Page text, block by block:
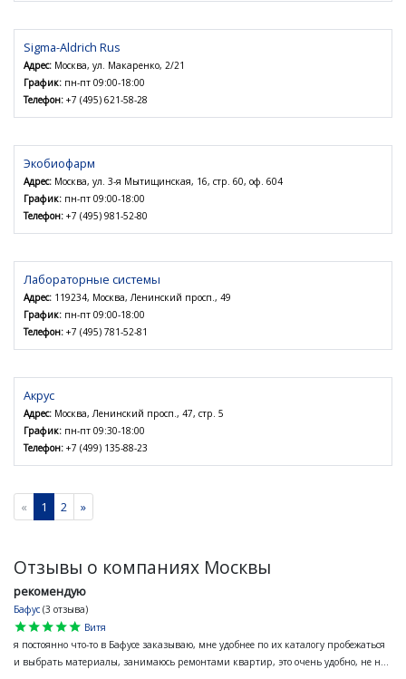
Sigma-Aldrich Rus
Адрес: Москва, ул. Макаренко, 2/21
График: пн-пт 09:00-18:00
Телефон: +7 (495) 621-58-28
Экобиофарм
Адрес: Москва, ул. 3-я Мытищинская, 16, стр. 60, оф. 604
График: пн-пт 09:00-18:00
Телефон: +7 (495) 981-52-80
Лабораторные системы
Адрес: 119234, Москва, Ленинский просп., 49
График: пн-пт 09:00-18:00
Телефон: +7 (495) 781-52-81
Акрус
Адрес: Москва, Ленинский просп., 47, стр. 5
График: пн-пт 09:30-18:00
Телефон: +7 (499) 135-88-23
« 1 2 »
Отзывы о компаниях Москвы
рекомендую
Бафус (3 отзыва)
star
star
star
star
star
Витя
я постоянно что-то в Бафусе заказываю, мне удобнее по их каталогу пробежаться
и выбрать материалы, занимаюсь ремонтами квартир, это очень удобно, не н...